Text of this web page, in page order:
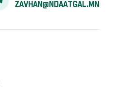
ZAVHAN@NDAATGAL.MN